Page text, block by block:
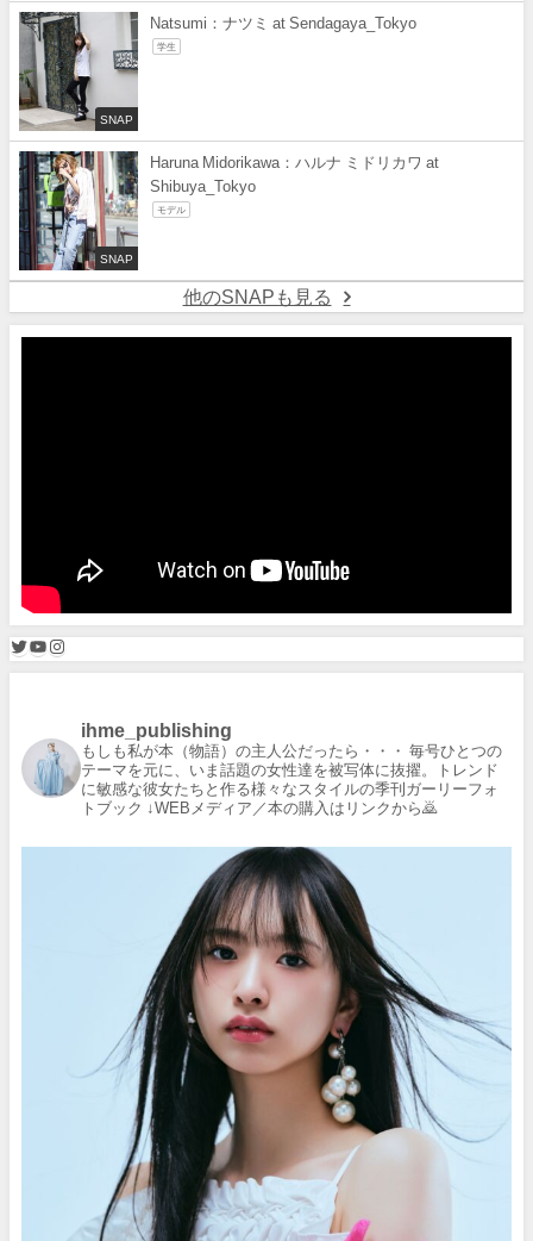
SNAP
Natsumi：ナツミ at Sendagaya_Tokyo
学生
SNAP
Haruna Midorikawa：ハルナ ミドリカワ at
Shibuya_Tokyo
モデル
他のSNAPも見る
ihme_publishing
もしも私が本（物語）の主人公だったら・・・
毎号ひとつの
テーマを元に、いま話題の女性達を被写体に抜擢。トレンド
に敏感な彼女たちと作る様々なスタイルの季刊ガーリーフォ
トブック ↓WEBメディア／本の購入はリンクから🙇